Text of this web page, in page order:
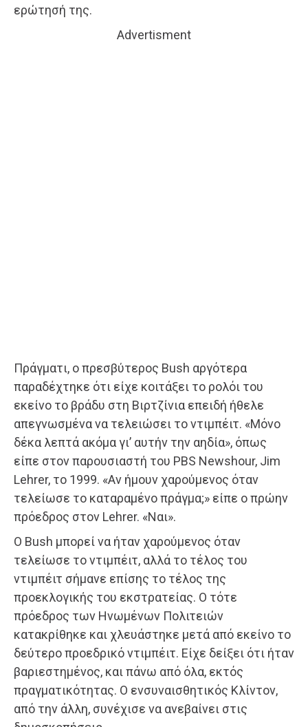
ερώτησή της.
Advertisment
Πράγματι, ο πρεσβύτερος Bush αργότερα
παραδέχτηκε ότι είχε κοιτάξει το ρολόι του
εκείνο το βράδυ στη Βιρτζίνια επειδή ήθελε
απεγνωσμένα να τελειώσει το ντιμπέιτ. «Μόνο
δέκα λεπτά ακόμα γι’ αυτήν την αηδία», όπως
είπε στον παρουσιαστή του PBS Newshour, Jim
Lehrer, το 1999. «Αν ήμουν χαρούμενος όταν
τελείωσε το καταραμένο πράγμα;» είπε ο πρώην
πρόεδρος στον Lehrer. «Ναι».
Ο Bush μπορεί να ήταν χαρούμενος όταν
τελείωσε το ντιμπέιτ, αλλά το τέλος του
ντιμπέιτ σήμανε επίσης το τέλος της
προεκλογικής του εκστρατείας. Ο τότε
πρόεδρος των Ηνωμένων Πολιτειών
κατακρίθηκε και χλευάστηκε μετά από εκείνο το
δεύτερο προεδρικό ντιμπέιτ. Είχε δείξει ότι ήταν
βαριεστημένος, και πάνω από όλα, εκτός
πραγματικότητας. Ο ενσυναισθητικός Κλίντον,
από την άλλη, συνέχισε να ανεβαίνει στις